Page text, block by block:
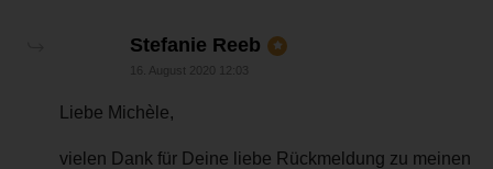
Stefanie Reeb sagt:
16. August 2020 12:03
Liebe Michèle,
vielen Dank für Deine liebe Rückmeldung zu meinen